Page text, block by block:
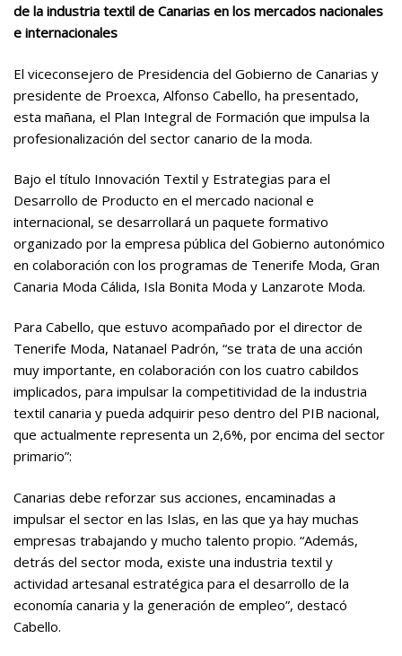
de la industria textil de Canarias en los mercados nacionales
e internacionales
El viceconsejero de Presidencia del Gobierno de Canarias y
presidente de Proexca, Alfonso Cabello, ha presentado,
esta mañana, el Plan Integral de Formación que impulsa la
profesionalización del sector canario de la moda.
Bajo el título Innovación Textil y Estrategias para el
Desarrollo de Producto en el mercado nacional e
internacional, se desarrollará un paquete formativo
organizado por la empresa pública del Gobierno autonómico
en colaboración con los programas de Tenerife Moda, Gran
Canaria Moda Cálida, Isla Bonita Moda y Lanzarote Moda.
Para Cabello, que estuvo acompañado por el director de
Tenerife Moda, Natanael Padrón, “se trata de una acción
muy importante, en colaboración con los cuatro cabildos
implicados, para impulsar la competitividad de la industria
textil canaria y pueda adquirir peso dentro del PIB nacional,
que actualmente representa un 2,6%, por encima del sector
primario”:
Canarias debe reforzar sus acciones, encaminadas a
impulsar el sector en las Islas, en las que ya hay muchas
empresas trabajando y mucho talento propio. “Además,
detrás del sector moda, existe una industria textil y
actividad artesanal estratégica para el desarrollo de la
economía canaria y la generación de empleo”, destacó
Cabello.